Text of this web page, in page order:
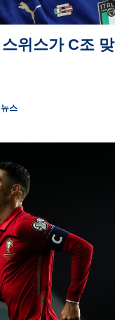
위스가 C조 맞
스